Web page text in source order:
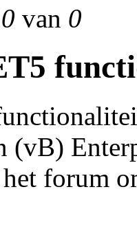
0 van 0
forum